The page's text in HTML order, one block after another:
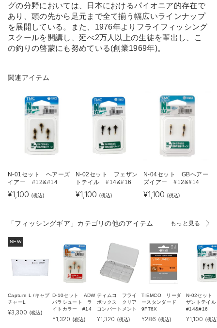
グの分野においては、日本におけるパイオニア的存在で
あり、頭の先から足元まで全て揃う幅広いラインナップ
を展開している。また、1976年よりフライフィッシング
スクールを開講し、延べ2万人以上の生徒を輩出し、こ
の釣りの啓蒙にも努めている(創業1969年)。
関連アイテム
N-01セット ヘアーズ
イアー #12&#14
¥1,100 (税込)
N-02セット フェザン
トテイル #14&#16
¥1,100 (税込)
N-04セット GBヘアー
ズイアー #12&#14
¥1,100 (税込)
「フィッシングギア」カテゴリの他のアイテム もっと見る
NEW
Capture L /キャプ
チャーL
¥3,300 (税込)
D-10セット ADW
パラシュート ラ
イトカラー #14
¥1,320 (税込)
ティムコ フライ
ボックス クリア
コンパートメント
¥1,320 (税込)
TIEMCO リーダ
ースタンダード
9FT6X
¥286 (税込)
N-02セット
ザントテイ
#14&#16
¥1,100 (税